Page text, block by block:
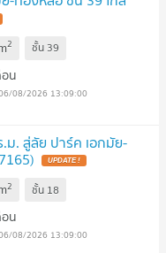
2 ชั้น 39
น
08/2026 13:09:00
. สู่ลัย ปาร์ค เอกมัย-
2 ชั้น 18
น
08/2026 13:09:00